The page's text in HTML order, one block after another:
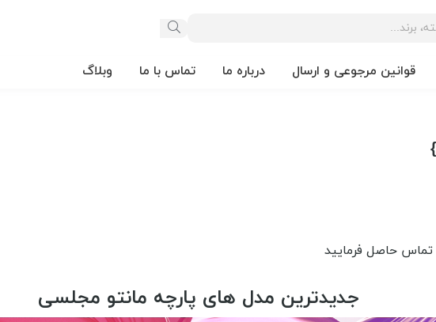
قوانین مرجوعی و ارسال درباره ما تماس با ما وبلاگ
جدیدترین مدل های پارچه مانتو مجلسی